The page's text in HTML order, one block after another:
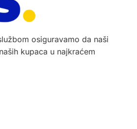
osiguravamo da naši
kupaca u najkraćem